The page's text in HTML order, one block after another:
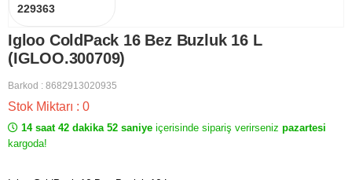
229363
Igloo ColdPack 16 Bez Buzluk 16 L
(IGLOO.300709)
Barkod : 8682913020935
Stok Miktarı : 0
14 saat 42 dakika 52 saniye içerisinde sipariş verirseniz pazartesi
kargoda!